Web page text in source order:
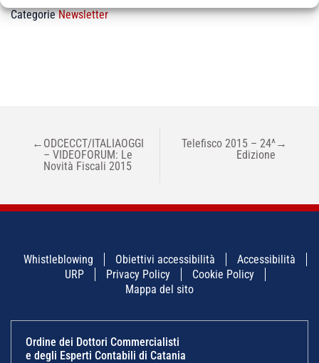
CategorieNewsletter
NAVIGAZIONE
ARTICOLI
← ODCECCT/ITALIAOGGI
– VIDEOFORUM: Le
Novità Fiscali 2015
Telefisco 2015 – 24^
Edizione
→
Whistleblowing Obiettivi accessibilità
Accessibilità
URP
Privacy Policy
Cookie Policy
Mappa del sito
Ordine dei Dottori Commercialisti
e degli Esperti Contabili di Catania